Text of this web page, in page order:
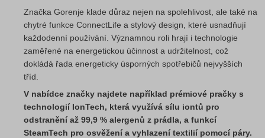
Značka Gorenje klade důraz nejen na spolehlivost, ale také na
chytré funkce ConnectLife a stylový design, které usnadňují
každodenní používání. Významnou roli hrají i technologie
zaměřené na energetickou účinnost a udržitelnost, což
dokládá řada energeticky úsporných spotřebičů nejvyšších
tříd.
V nabídce značky najdete například prémiové pračky s
technologií IonTech, která využívá sílu iontů pro
odstranění až 99,9 % alergenů z prádla, a funkcí
SteamTech pro osvěžení a vyhlazení textilií pomocí páry.